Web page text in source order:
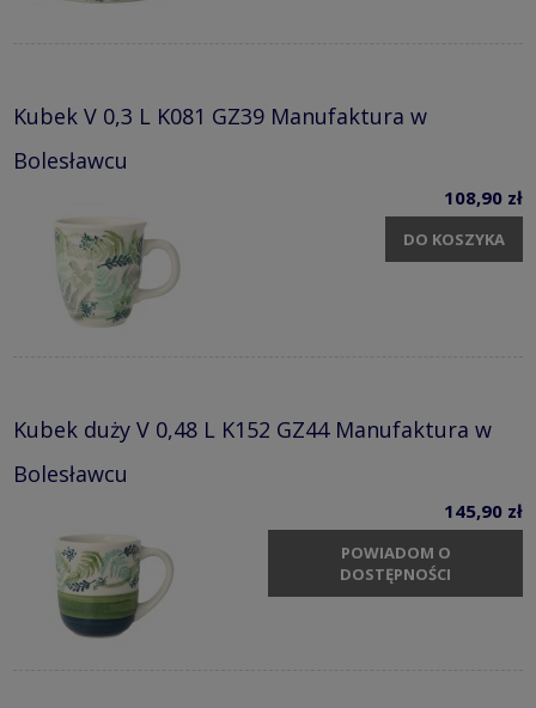
Kubek V 0,3 L K081 GZ39 Manufaktura w
Bolesławcu
108,90 zł
DO KOSZYKA
Kubek duży V 0,48 L K152 GZ44 Manufaktura w
Bolesławcu
145,90 zł
POWIADOM O
DOSTĘPNOŚCI